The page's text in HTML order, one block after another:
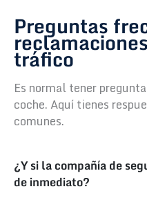
Preguntas
tráfico
Es normal tener
coche. Aquí tienes
comunes.
¿Y si la compañía de
de inmediato?